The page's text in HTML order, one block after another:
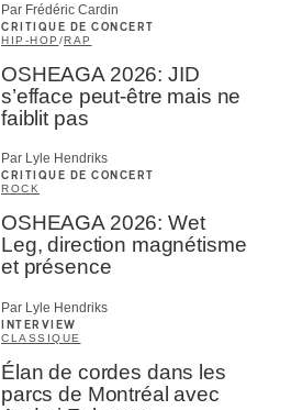
Par Frédéric Cardin
CRITIQUE DE CONCERT
HIP-HOP /RAP
OSHEAGA 2026: JID
s’efface peut-être mais ne
faiblit pas
Par Lyle Hendriks
CRITIQUE DE CONCERT
ROCK
OSHEAGA 2026: Wet
Leg, direction magnétisme
et présence
Par Lyle Hendriks
INTERVIEW
CLASSIQUE
Élan de cordes dans les
parcs de Montréal avec